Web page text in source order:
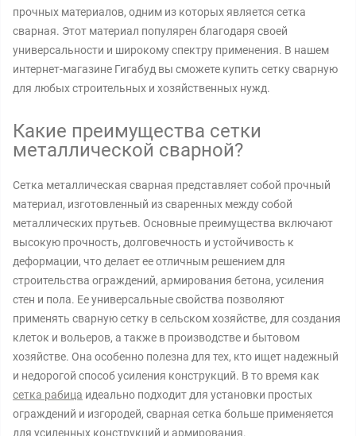
прочных материалов, одним из которых является сетка
сварная. Этот материал популярен благодаря своей
универсальности и широкому спектру применения. В нашем
интернет-магазине Гигабуд вы сможете купить сетку сварную
для любых строительных и хозяйственных нужд.
Какие преимущества сетки
металлической сварной?
Сетка металлическая сварная представляет собой прочный
материал, изготовленный из сваренных между собой
металлических прутьев. Основные преимущества включают
высокую прочность, долговечность и устойчивость к
деформации, что делает ее отличным решением для
строительства ограждений, армирования бетона, усиления
стен и пола. Ее универсальные свойства позволяют
применять сварную сетку в сельском хозяйстве, для создания
клеток и вольеров, а также в производстве и бытовом
хозяйстве. Она особенно полезна для тех, кто ищет надежный
и недорогой способ усиления конструкций. В то время как
сетка рабица идеально подходит для установки простых
ограждений и изгородей, сварная сетка больше применяется
для усиленных конструкций и армирования.